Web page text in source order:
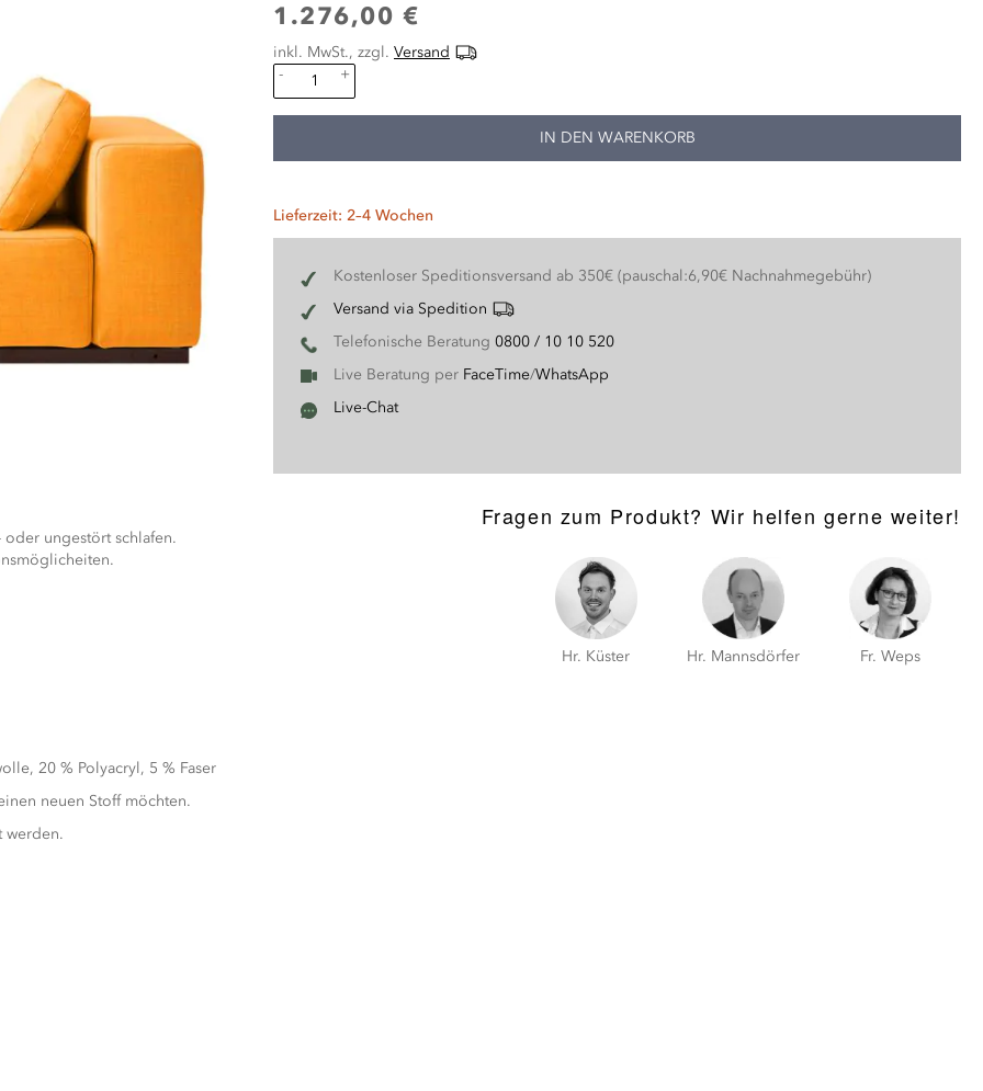
1.276,00 €
inkl. MwSt., zzgl. Versand
-
+
IN DEN WARENKORB
Lieferzeit: 2–4 Wochen
Kostenloser Speditionsversand ab 350€ (pauschal:6,90€ Nachnahmegebühr)
Versand via Spedition
Telefonische Beratung 0800 / 10 10 520
Live Beratung per FaceTime/WhatsApp
Live-Chat
Fragen zum Produkt? Wir helfen gerne weiter!
Hr. Küster Hr. Mannsdörfer Fr. Weps
oder ungestört schlafen.
20 % Polyacryl, 5 % Faser
neuen Stoff möchten.
werden.